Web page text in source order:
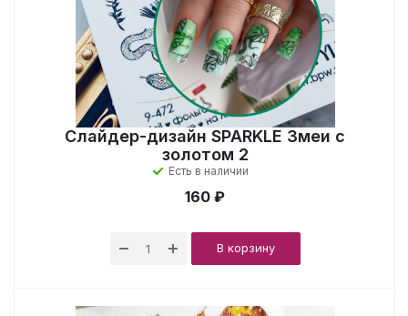
Слайдер-дизайн SPARKLE Змеи с
золотом 2
Есть в наличии
160 ₽
В корзину